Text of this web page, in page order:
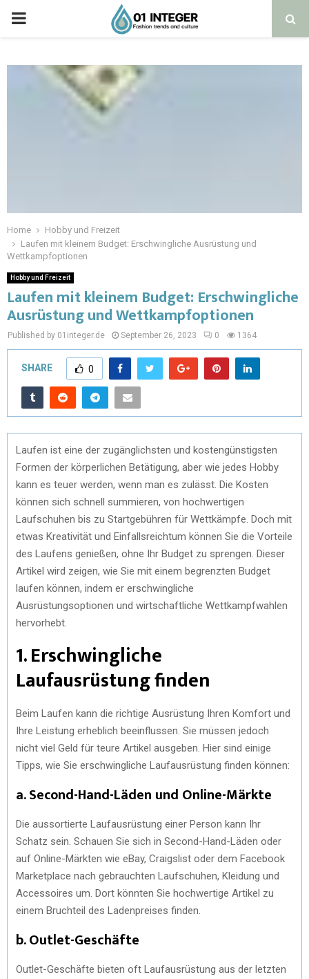
Home
Hobby und Freizeit
Laufen mit kleinem Budget: Erschwingliche Ausrüstung und
Wettkampfoptionen
Hobby und Freizeit
Laufen mit kleinem Budget: Erschwingliche
Ausrüstung und Wettkampfoptionen
Published by 01integer.de September 26, 2023 0 1364
SHARE 0
Laufen ist eine der zugänglichsten und kostengünstigsten
Formen der körperlichen Betätigung, aber wie jedes Hobby
kann es teuer werden, wenn man es zulässt. Die Kosten
können sich schnell summieren, von hochwertigen
Laufschuhen bis zu Startgebühren für Wettkämpfe. Doch mit
etwas Kreativität und Einfallsreichtum können Sie die Vorteile
des Laufens genießen, ohne Ihr Budget zu sprengen. Dieser
Artikel wird zeigen, wie Sie mit einem begrenzten Budget
laufen können, indem er erschwingliche
Ausrüstungsoptionen und wirtschaftliche Wettkampfwahlen
hervorhebt.
1. Erschwingliche
Laufausrüstung finden
Beim Laufen kann die richtige Ausrüstung Ihren Komfort und
Ihre Leistung erheblich beeinflussen. Sie müssen jedoch
nicht viel Geld für teure Artikel ausgeben. Hier sind einige
Tipps, wie Sie erschwingliche Laufausrüstung finden können:
a. Second-Hand-Läden und Online-Märkte
Die aussortierte Laufausrüstung einer Person kann Ihr
Schatz sein. Schauen Sie sich in Second-Hand-Läden oder
auf Online-Märkten wie eBay, Craigslist oder dem Facebook
Marketplace nach gebrauchten Laufschuhen, Kleidung und
Accessoires um. Dort könnten Sie hochwertige Artikel zu
einem Bruchteil des Ladenpreises finden.
b. Outlet-Geschäfte
Outlet-Geschäfte bieten oft Laufausrüstung aus der letzten